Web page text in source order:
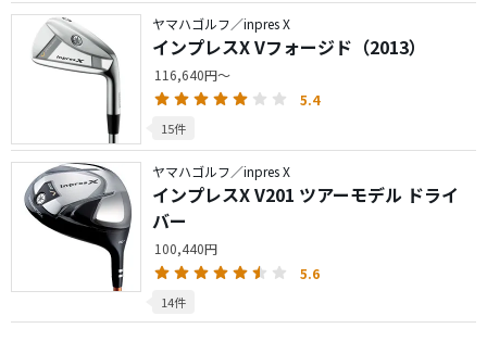
ヤマハゴルフ／inpres X
インプレスX Vフォージド（2013）
116,640円～
5.4
15件
ヤマハゴルフ／inpres X
インプレスX V201 ツアーモデル ドライ
バー
100,440円
5.6
14件